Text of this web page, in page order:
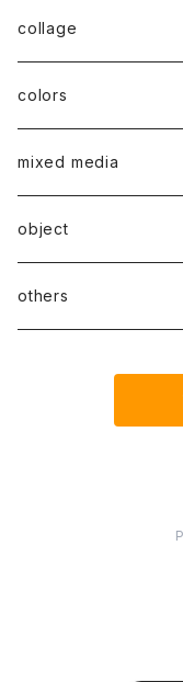
collage
colors
mixed media
A series
B series
object
others